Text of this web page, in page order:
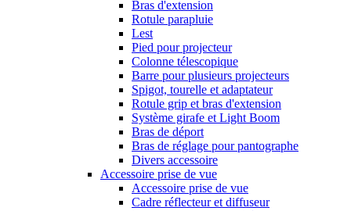
Bras d'extension
Rotule parapluie
Lest
Pied pour projecteur
Colonne télescopique
Barre pour plusieurs projecteurs
Spigot, tourelle et adaptateur
Rotule grip et bras d'extension
Système girafe et Light Boom
Bras de déport
Bras de réglage pour pantographe
Divers accessoire
Accessoire prise de vue
Accessoire prise de vue
Cadre réflecteur et diffuseur